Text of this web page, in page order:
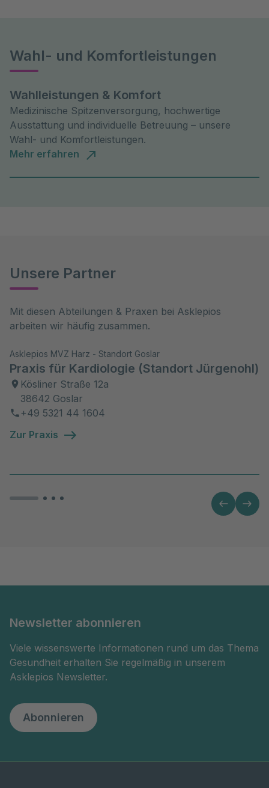
Wahl- und Komfortleistungen
Wahlleistungen & Komfort
Medizinische Spitzenversorgung, hochwertige
Ausstattung und individuelle Betreuung – unsere
Wahl- und Komfortleistungen.
Mehr erfahren
Unsere Partner
Mit diesen Abteilungen & Praxen bei Asklepios
arbeiten wir häufig zusammen.
Asklepios MVZ Harz - Standort Goslar
Praxis für Kardiologie (Standort Jürgenohl)
Kösliner Straße 12a
38642 Goslar
+49 5321 44 1604
Zur Praxis
Newsletter abonnieren
Viele wissenswerte Informationen rund um das Thema
Gesundheit erhalten Sie regelmäßig in unserem
Asklepios Newsletter.
Abonnieren